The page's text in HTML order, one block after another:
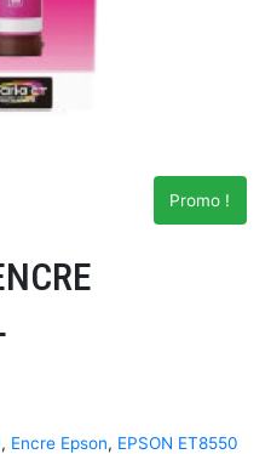
Promo !
, Encre Epson, EPSON ET8550